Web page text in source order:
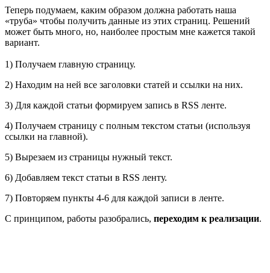
Теперь подумаем, каким образом должна работать наша
«труба» чтобы получить данные из этих страниц. Решений
может быть много, но, наиболее простым мне кажется такой
вариант.
1) Получаем главную страницу.
2) Находим на ней все заголовки статей и ссылки на них.
3) Для каждой статьи формируем запись в RSS ленте.
4) Получаем страницу с полным текстом статьи (используя
ссылки на главной).
5) Вырезаем из страницы нужный текст.
6) Добавляем текст статьи в RSS ленту.
7) Повторяем пункты 4-6 для каждой записи в ленте.
С принципом, работы разобрались, переходим к реализации.